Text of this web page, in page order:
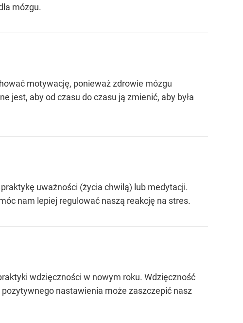
mózgu.
motywację, ponieważ zdrowie mózgu
jest, aby od czasu do czasu ją zmienić, aby była
uważności (życia chwilą) lub medytacji.
nam lepiej regulować naszą reakcję na stres.
wdzięczności w nowym roku. Wdzięczność
nastawienia może zaszczepić nasz